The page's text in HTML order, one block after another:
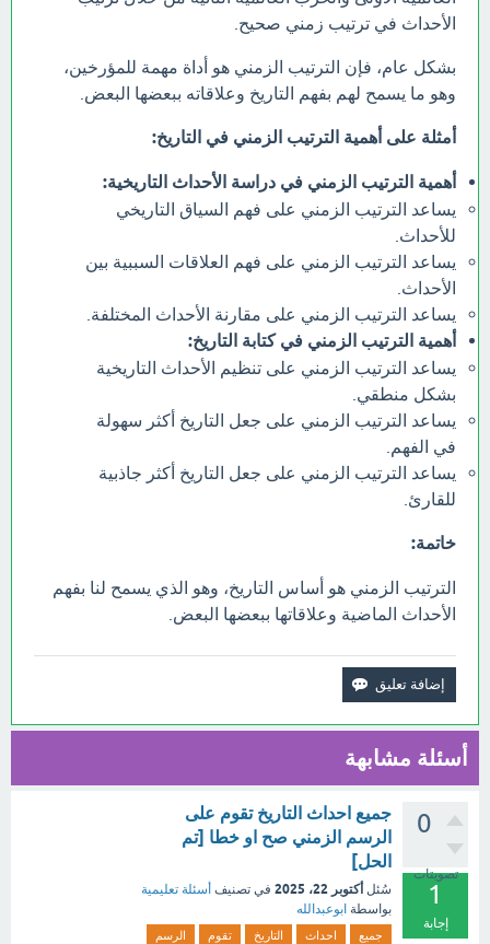
الأحداث في ترتيب زمني صحيح.
بشكل عام، فإن الترتيب الزمني هو أداة مهمة للمؤرخين،
وهو ما يسمح لهم بفهم التاريخ وعلاقاته ببعضها البعض.
أمثلة على أهمية الترتيب الزمني في التاريخ:
أهمية الترتيب الزمني في دراسة الأحداث التاريخية:
يساعد الترتيب الزمني على فهم السياق التاريخي
للأحداث.
يساعد الترتيب الزمني على فهم العلاقات السببية بين
الأحداث.
يساعد الترتيب الزمني على مقارنة الأحداث المختلفة.
أهمية الترتيب الزمني في كتابة التاريخ:
يساعد الترتيب الزمني على تنظيم الأحداث التاريخية
بشكل منطقي.
يساعد الترتيب الزمني على جعل التاريخ أكثر سهولة
في الفهم.
يساعد الترتيب الزمني على جعل التاريخ أكثر جاذبية
للقارئ.
خاتمة:
الترتيب الزمني هو أساس التاريخ، وهو الذي يسمح لنا بفهم
الأحداث الماضية وعلاقاتها ببعضها البعض.
أسئلة مشابهة
0
تصويتات
1
إجابة
جميع احداث التاريخ تقوم على
الرسم الزمني صح او خطا [تم
الحل]
سُئل أكتوبر 22، 2025 في تصنيف أسئلة تعليمية
بواسطة ابوعبدالله
جميع احداث التاريخ تقوم
الرسم